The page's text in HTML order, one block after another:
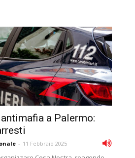
a Palermo:
- 11 Febbraio 2025